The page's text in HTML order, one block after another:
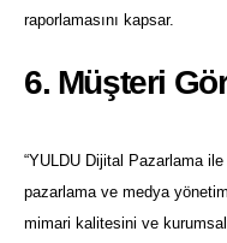
raporlamasını kapsar.
6. Müşteri
“YULDU Dijital Pazarlama
pazarlama ve medya
mimari kalitesini ve